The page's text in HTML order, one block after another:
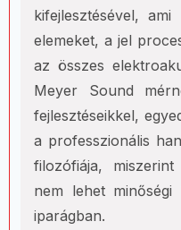
kifejlesztésével,
elemeket, a jel
az összes
Meyer Sound
fejlesztéseikkel,
a professzionális
filozófiája,
nem lehet minőségi
iparágban.